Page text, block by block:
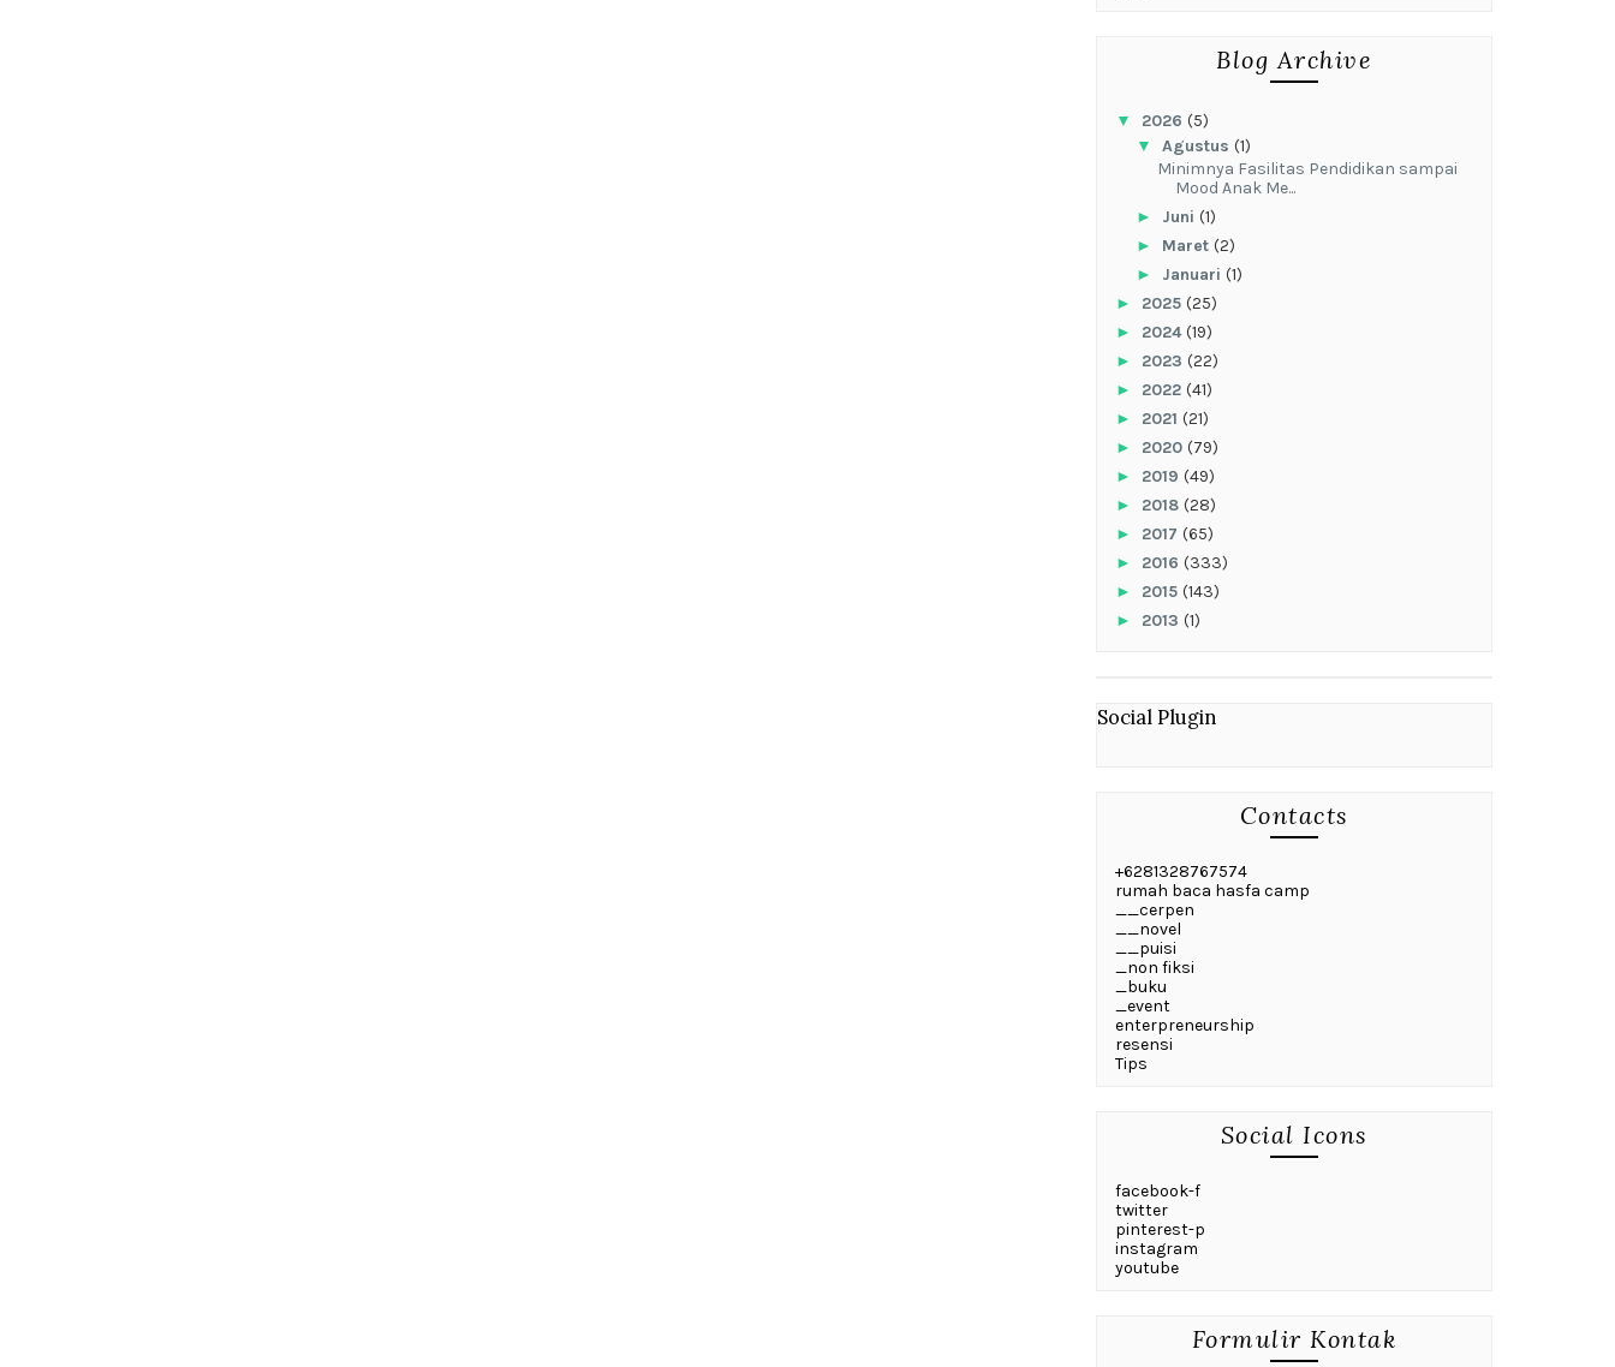
Blog Archive
▼ 2026 (5)
▼ Agustus (1)
‎Minimnya Fasilitas Pendidikan sampai
Mood Anak Me...
► Juni (1)
► Maret (2)
► Januari (1)
► 2025 (25)
► 2024(19)
► 2023 (22)
► 2022 (41)
► 2021 (21)
► 2020 (79)
► 2019 (49)
► 2018 (28)
► 2017 (65)
► 2016 (333)
► 2015 (143)
► 2013 (1)
Social Plugin
Contacts
+6281328767574
rumah baca hasfa camp
__cerpen
__novel
__puisi
_non fiksi
_buku
_event
enterpreneurship
resensi
Tips
Social Icons
facebook-f
twitter
pinterest-p
instagram
youtube
Formulir Kontak